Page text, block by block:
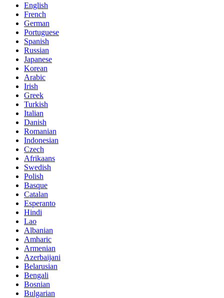
English
French
German
Portuguese
Spanish
Russian
Japanese
Korean
Arabic
Irish
Greek
Turkish
Italian
Danish
Romanian
Indonesian
Czech
Afrikaans
Swedish
Polish
Basque
Catalan
Esperanto
Hindi
Lao
Albanian
Amharic
Armenian
Azerbaijani
Belarusian
Bengali
Bosnian
Bulgarian